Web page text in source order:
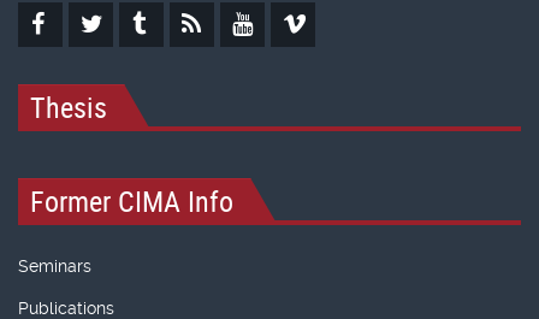
Thesis
Former CIMA Info
Seminars
Publications